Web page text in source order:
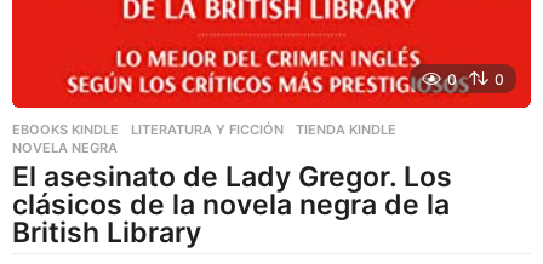
0 0
EBOOKS KINDLE ,LITERATURA Y FICCIÓN ,TIENDA KINDLE
NOVELA NEGRA
El asesinato de Lady Gregor. Los
clásicos de la novela negra de la
British Library